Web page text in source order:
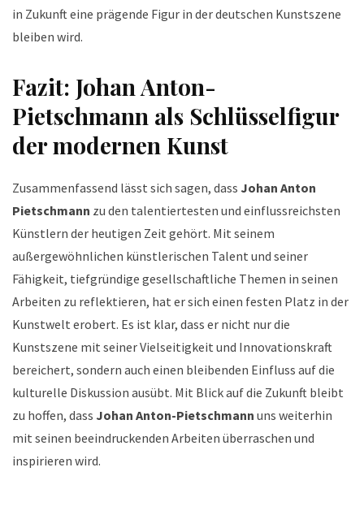
in Zukunft eine prägende Figur in der deutschen Kunstszene
bleiben wird.
Fazit: Johan Anton-
Pietschmann als Schlüsselfigur
der modernen Kunst
Zusammenfassend lässt sich sagen, dass Johan Anton
Pietschmann zu den talentiertesten und einflussreichsten
Künstlern der heutigen Zeit gehört. Mit seinem
außergewöhnlichen künstlerischen Talent und seiner
Fähigkeit, tiefgründige gesellschaftliche Themen in seinen
Arbeiten zu reflektieren, hat er sich einen festen Platz in der
Kunstwelt erobert. Es ist klar, dass er nicht nur die
Kunstszene mit seiner Vielseitigkeit und Innovationskraft
bereichert, sondern auch einen bleibenden Einfluss auf die
kulturelle Diskussion ausübt. Mit Blick auf die Zukunft bleibt
zu hoffen, dass Johan Anton-Pietschmann uns weiterhin
mit seinen beeindruckenden Arbeiten überraschen und
inspirieren wird.